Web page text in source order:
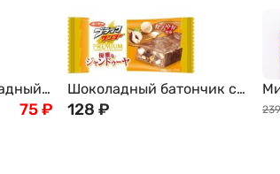
75₽
Шоколадный батончик с
фундуком и бисквитной
128 ₽ 239